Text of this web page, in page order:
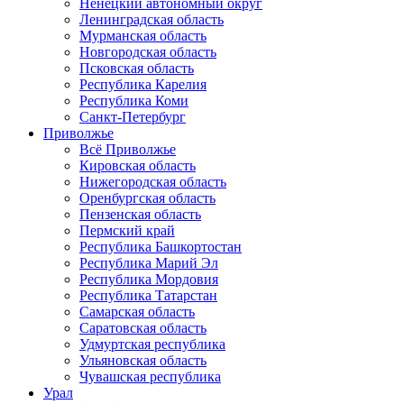
Ненецкий автономный округ
Ленинградская область
Мурманская область
Новгородская область
Псковская область
Республика Карелия
Республика Коми
Санкт-Петербург
Приволжье
Всё Приволжье
Кировская область
Нижегородская область
Оренбургская область
Пензенская область
Пермский край
Республика Башкортостан
Республика Марий Эл
Республика Мордовия
Республика Татарстан
Самарская область
Саратовская область
Удмуртская республика
Ульяновская область
Чувашская республика
Урал